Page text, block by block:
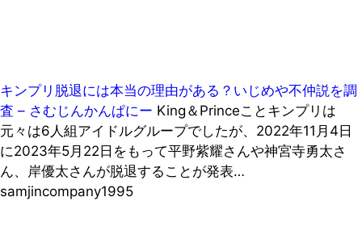
キンプリ脱退には本当の理由がある？いじめや不仲説を調
査 – さむじんかんぱにー King＆Princeことキンプリは
元々は6人組アイドルグループでしたが、2022年11月4日
に2023年5月22日をもって平野紫耀さんや神宮寺勇太さ
ん、岸優太さんが脱退することが発表…
samjincompany1995